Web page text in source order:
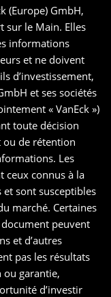
(Europe) GmbH,
sur le Main. Elles
informations
et ne doivent
d’investissement,
et ses sociétés
« VanEck »)
toute décision
ou de rétention
Les
ceux connus à la
sont susceptibles
marché. Certaines
peuvent
et d’autres
pas les résultats
ou garantie,
d’investir